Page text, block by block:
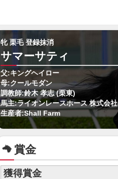
牝 栗毛 登録抹消
サマーサティ
父:キングヘイロー
母:クールモダン
調教師:鈴木 孝志 (栗東)
馬主:ライオンレースホース 株式会社
生産者:Shall Farm
賞金
獲得賞金